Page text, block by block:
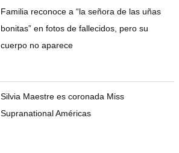
Familia reconoce a “la señora de las uñas
bonitas” en fotos de fallecidos, pero su
cuerpo no aparece
Silvia Maestre es coronada Miss
Supranational Américas